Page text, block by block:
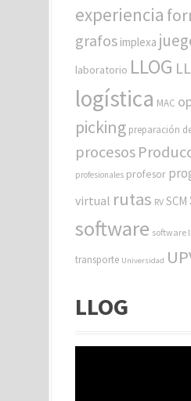
s
experiencia
grafos implexa
laboratorio LLOG
logística MAC
picking preparación
procesos
profesionales profesor
virtual rutas RV SCM
software software
transporte Universidad
LLOG